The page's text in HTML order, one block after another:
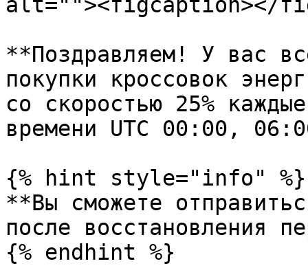
**Поздравляем! У вас
покупки кроссовок
со скоростью 25%
времени UTC 00:00,
{% hint style="info" %}
**Вы сможете
после восстановления
{% endhint %}